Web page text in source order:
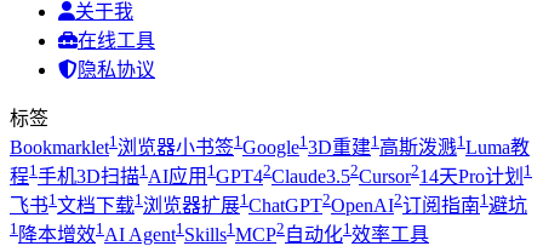
关于我
在线工具
隐私协议
标签
Bookmarklet1 浏览器小书签1 Google1 3D重建1 高斯泼溅1 Luma教
程1 手机3D扫描1 AI应用 1 GPT42Claude3.52Cursor214天Pro计划 1
飞书1 文档下载1 浏览器扩展1 ChatGPT2OpenAI2订阅指南1 避坑
1 降本增效1 AI Agent1 Skills1 MCP2 自动化1 效率工具